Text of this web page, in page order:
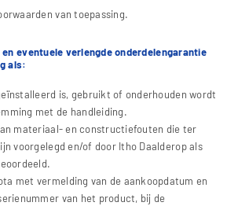
van toepassing.
eventuele verlengde onderdelengarantie
als:
is, gebruikt of onderhouden wordt
met de handleiding.
materiaal- en constructiefouten die ter
voorgelegd en/of door Itho Daalderop als
met vermelding van de aankoopdatum en
van het product, bij de